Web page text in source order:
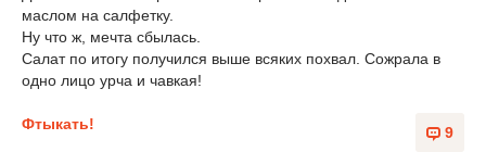
маслом на салфетку.
Ну что ж, мечта сбылась.
Салат по итогу получился выше всяких похвал. Сожрала в
одно лицо урча и чавкая!
9
Фтыкать!